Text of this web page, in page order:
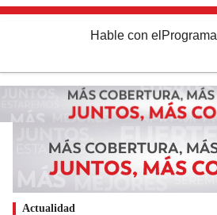
Hable con el Programa
Actualidad